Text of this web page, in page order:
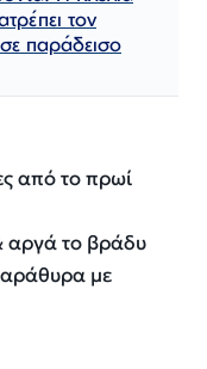
τον
παράδεισο
από το πρωί
αργά το βράδυ
με